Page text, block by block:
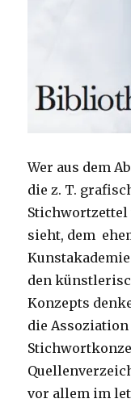
Wer aus dem
die z. T.
Stichwortzettel
sieht, dem
den
Konzepts
die
vor allem im